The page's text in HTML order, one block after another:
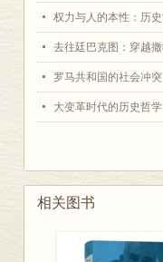
权力与人的本性：历
去往廷巴克图：穿越
罗马共和国的社会冲突
大变革时代的历史哲
相关图书